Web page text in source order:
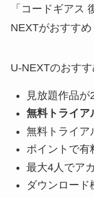
「コードギアス
NEXTがおすすめ
U-NEXTのおす
見放題作品が
無料トライア
無料トライア
ポイントで有
最大4人でア
ダウンロード